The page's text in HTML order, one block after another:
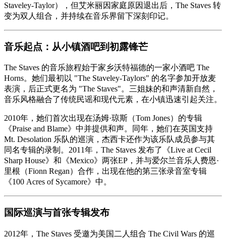
Staveley-Taylor），但艾米丽因家庭原因退出后，The Staves 转
变为双人组合，并持续在音乐界留下深刻印记。
音乐起点：从小镇酒吧到初露锋芒
The Staves 的音乐旅程始于家乡沃特福德的一家小酒吧 The
Horns。她们最初以 "The Staveley-Taylors" 的名字参加开放麦
表演，后正式更名为 "The Staves"。三姐妹的和声清新自然，
音乐风格融合了传统民谣和现代元素，在小镇迅速引起关注。
2010年，她们首次出现在汤姆·琼斯（Tom Jones）的专辑
《Praise and Blame》中并提供和声。同年，她们在英国支持
Mt. Desolation 乐队的巡演，杰西卡还作为该乐队成员参与其
同名专辑的录制。2011年，The Staves 发布了《Live at Cecil
Sharp House》和《Mexico》两张EP，并与爱尔兰音乐人费恩·
里根（Fionn Regan）合作，出现在他的第三张录音室专辑
《100 Acres of Sycamore》中。
国际巡演与首张专辑发布
2012年，The Staves 受邀为美国二人组合 The Civil Wars 的巡